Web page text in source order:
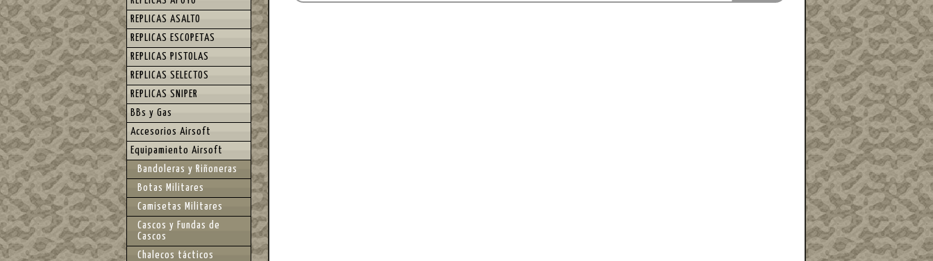
REPLICAS ASALTO
REPLICAS ESCOPETAS
REPLICAS PISTOLAS
REPLICAS SELECTOS
REPLICAS SNIPER
BBs y Gas
Accesorios Airsoft
Equipamiento Airsoft
Bandoleras y Riñoneras
Botas Militares
Camisetas Militares
Cascos y Fundas de
Cascos
Chalecos tácticos